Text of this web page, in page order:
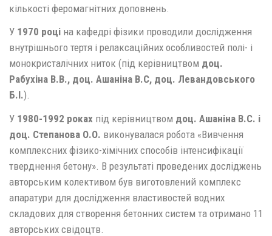
кількості феромагнітних доповнень.
У 1970 році на кафедрі фізики проводили дослідження
внутрішнього тертя і релаксаційних особливостей полі- і
монокристалічних ниток (під керівництвом доц.
Рабухіна В.В., доц. Ашаніна В.С, доц. Левандовського
Б.І.).
У 1980-1992 роках під керівництвом доц. Ашаніна В.С. і
доц. Степанова О.О. виконувалася робота «Вивчення
комплексних фізико-хімічних способів інтенсифікації
тверднення бетону». В результаті проведених досліджень
авторським колективом був виготовлений комплекс
апаратури для дослідження властивостей водних
складових для створення бетонних систем та отримано 11
авторських свідоцтв.